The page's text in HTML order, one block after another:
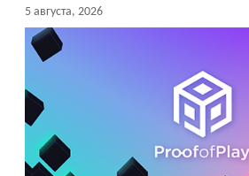
5 августа, 2026